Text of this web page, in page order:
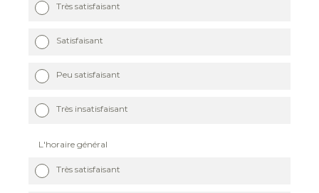
Très satisfaisant
Satisfaisant
Peu satisfaisant
Très insatisfaisant
L'horaire général
Très satisfaisant